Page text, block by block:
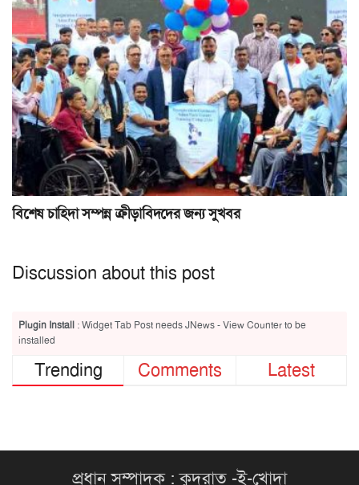
বিশেষ চাহিদা সম্পন্ন ক্রীড়াবিদদের জন্য সুখবর
Discussion about this post
Plugin Install : Widget Tab Post needs JNews - View Counter to be
installed
Trending Comments Latest
প্রধান সম্পাদক : কুদরাত -ই-খোদা